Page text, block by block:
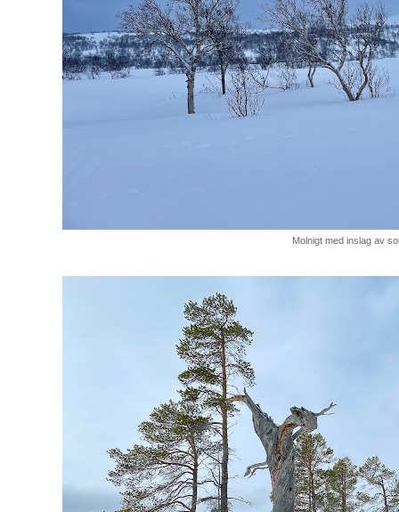
Molnigt med inslag av